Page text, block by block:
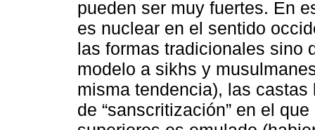
pueden ser muy fuertes. En
es nuclear en el sentido
las formas tradicionales sino
modelo a sikhs y
misma tendencia), las
de “sanscritización” en el